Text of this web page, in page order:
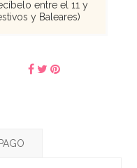
entre el 11 y
y Baleares)